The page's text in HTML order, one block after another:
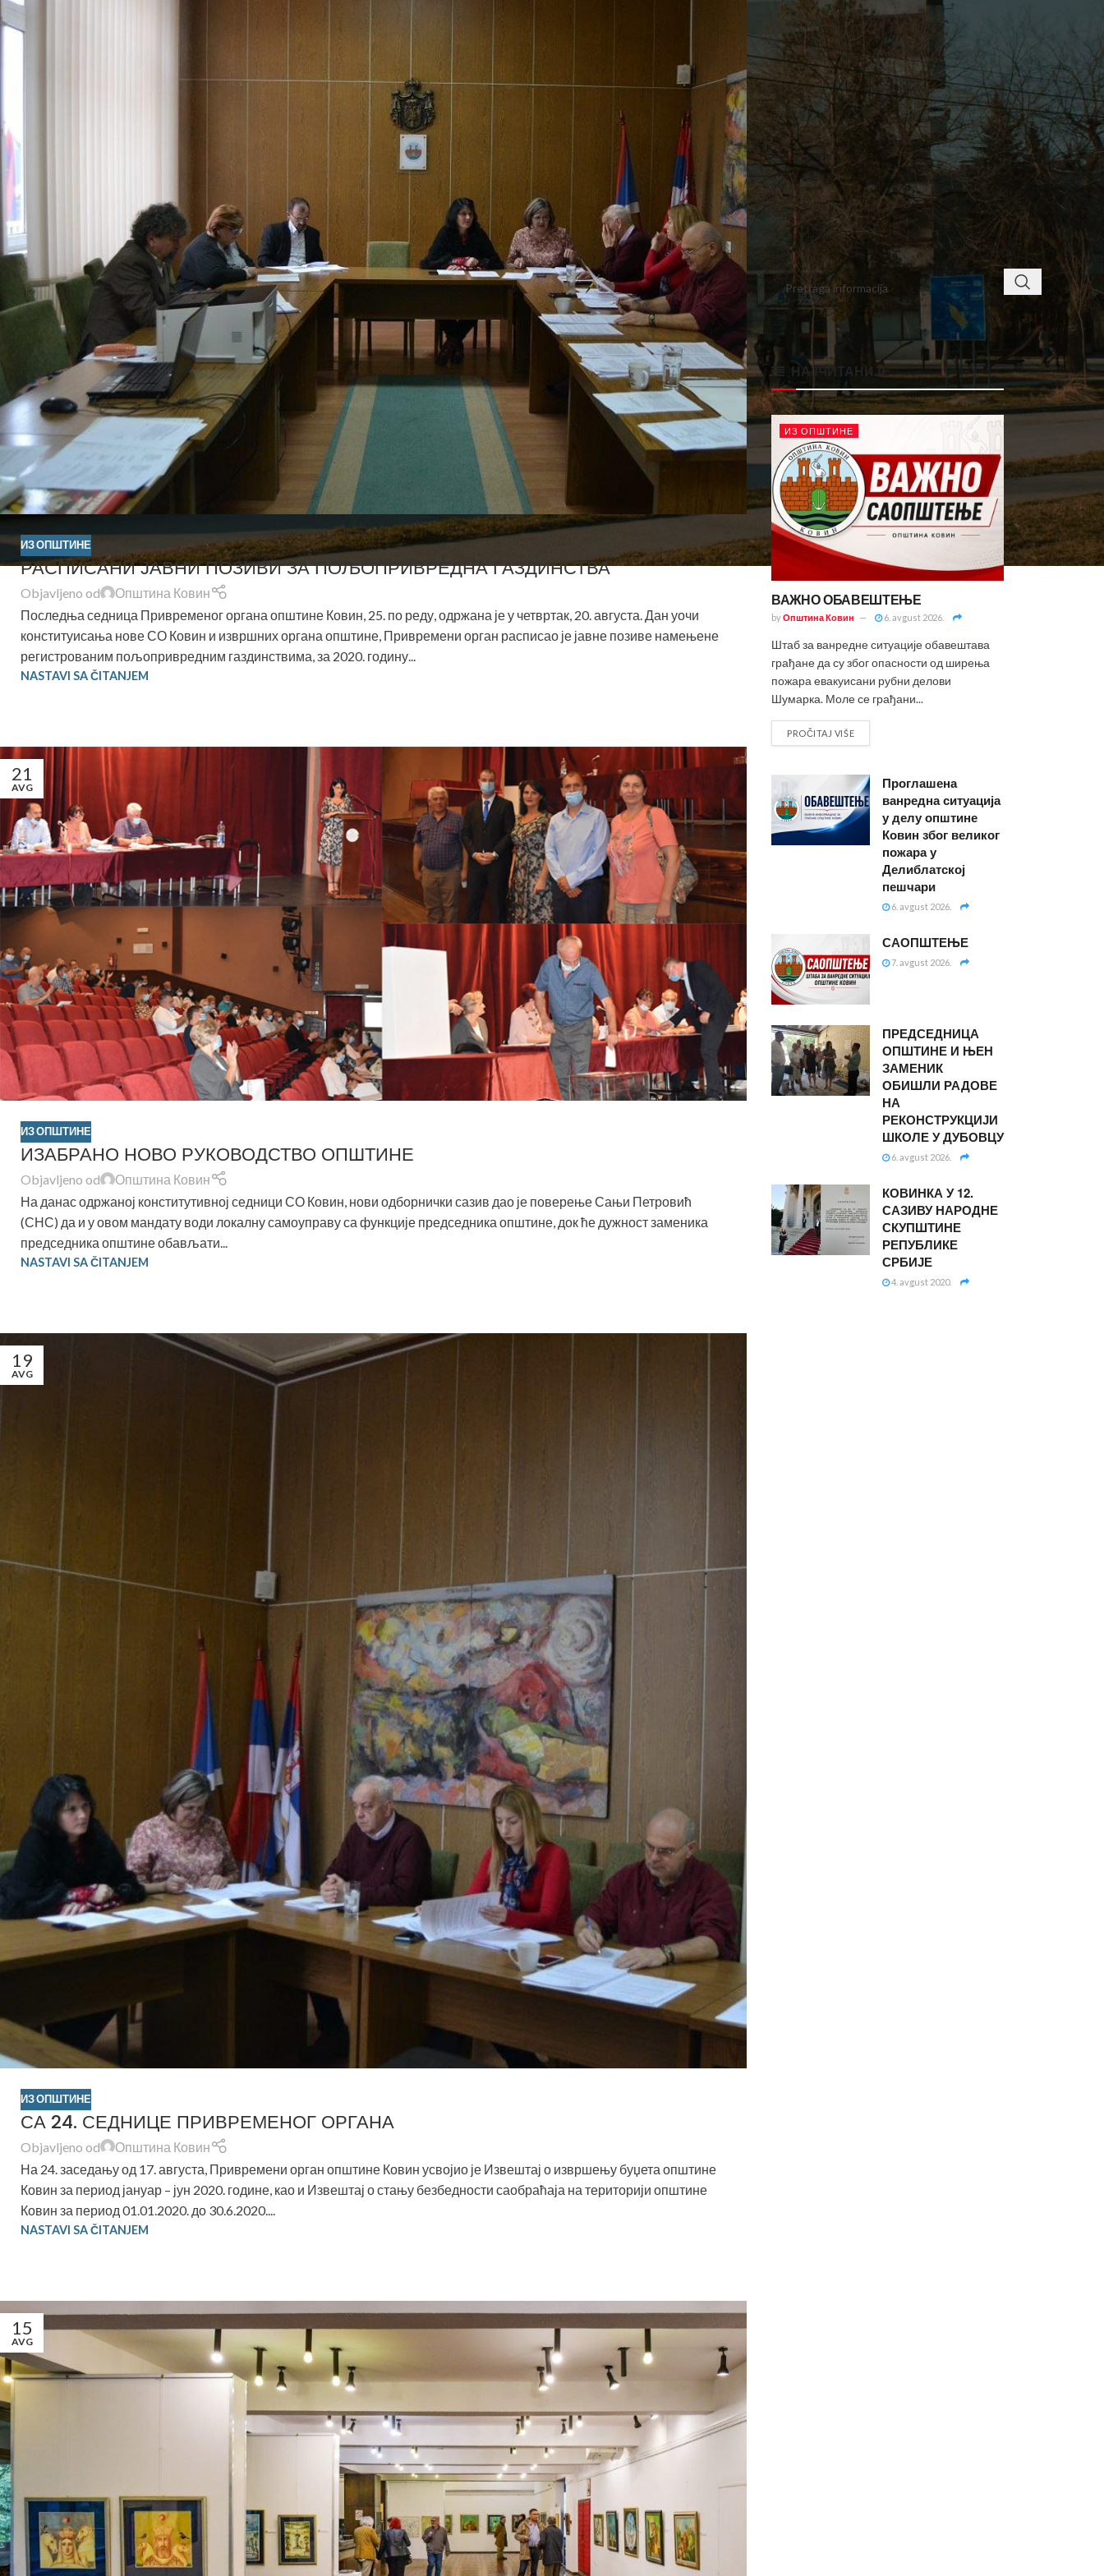
ИЗ ОПШТИНЕ
РАСПИСАНИ ЈАВНИ ПОЗИВИ ЗА ПОЉОПРИВРЕДНА ГАЗДИНСТВА
Objavljeno od
Општина Ковин
Последња седница Привременог органа општине Ковин, 25. по реду, одржана је у четвртак, 20. августа. Дан уочи
конституисања нове СО Ковин и извршних органа општине, Привремени орган расписао је јавне позиве намењене
регистрованим пољопривредним газдинствима, за 2020. годину...
NASTAVI SA ČITANJEM
21
AVG
ИЗ ОПШТИНЕ
ИЗАБРАНО НОВО РУКОВОДСТВО ОПШТИНЕ
Objavljeno od
Општина Ковин
На данас одржаној конститутивној седници СО Ковин, нови одборнички сазив дао је поверење Сањи Петровић
(СНС) да и у овом мандату води локалну самоуправу са функције председника општине, док ће дужност заменика
председника општине обављати...
NASTAVI SA ČITANJEM
19
AVG
ИЗ ОПШТИНЕ
СА 24. СЕДНИЦЕ ПРИВРЕМЕНОГ ОРГАНА
Objavljeno od
Општина Ковин
На 24. заседању од 17. августа, Привремени орган општине Ковин усвојио је Извештај о извршењу буџета општине
Ковин за период јануар – јун 2020. године, као и Извештај о стању безбедности саобраћаја на територији општине
Ковин за период 01.01.2020. до 30.6.2020....
NASTAVI SA ČITANJEM
15
AVG
3 5 8
10 11 12 13 14
17 18 19 20 21 22 23
24 25 26 27 28 29 30
31
« jul
< class="widget-title">ПРОНАЂИТЕ
НАЈЧИТАНИЈЕ
ИЗ ОПШТИНЕ
ВАЖНО ОБАВЕШТЕЊЕ
byОпштина Ковин 6. avgust 2026.
Штаб за ванредне ситуације обавештава
грађане да су због опасности од ширења
пожара евакуисани рубни делови
Шумарка. Моле се грађани...
PROČITAJ VIŠE
Проглашена
ванредна ситуација
у делу општине
Ковин због великог
пожара у
Делиблатској
пешчари
6. avgust 2026.
САОПШТЕЊЕ
7. avgust 2026.
ПРЕДСЕДНИЦА
ОПШТИНЕ И ЊЕН
ЗАМЕНИК
ОБИШЛИ РАДОВЕ
НА
РЕКОНСТРУКЦИЈИ
ШКОЛЕ У ДУБОВЦУ
6. avgust 2026.
КОВИНКА У 12.
САЗИВУ НАРОДНЕ
СКУПШТИНЕ
РЕПУБЛИКЕ
СРБИЈЕ
4. avgust 2020.